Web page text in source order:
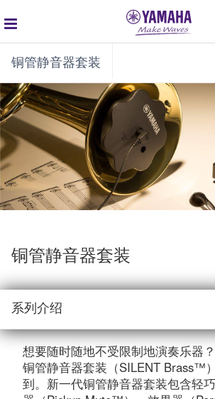
global
navigation
铜管静音器套装
铜管静音器套装
系列介绍
想要随时随地不受限制地演奏乐器
铜管静音器套装（SILENT Brass™
到。新一代铜管静音器套装包含轻